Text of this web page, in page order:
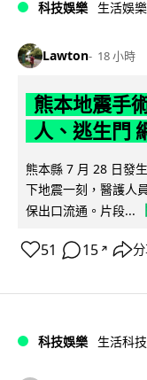
科技娛樂 生活娛樂
Lawton 18 小時
熊本地震手
人、逃生門
熊本縣 7 月 28 日發
下地震一刻，醫護人
保出口流通。片段...
51 15 ↗
科技娛樂 生活科技